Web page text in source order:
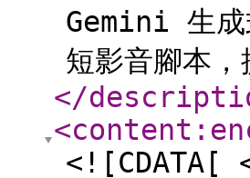
Gemini 生成
短影音腳本
</